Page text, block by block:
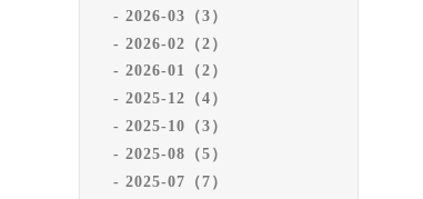
2026-03（3）
2026-02（2）
2026-01（2）
2025-12（4）
2025-10（3）
2025-08（5）
2025-07（7）